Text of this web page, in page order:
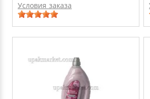
Условия заказа